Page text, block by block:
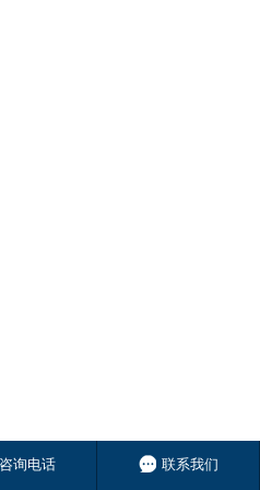
咨询电话 联系我们